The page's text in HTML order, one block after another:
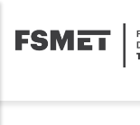
contingut